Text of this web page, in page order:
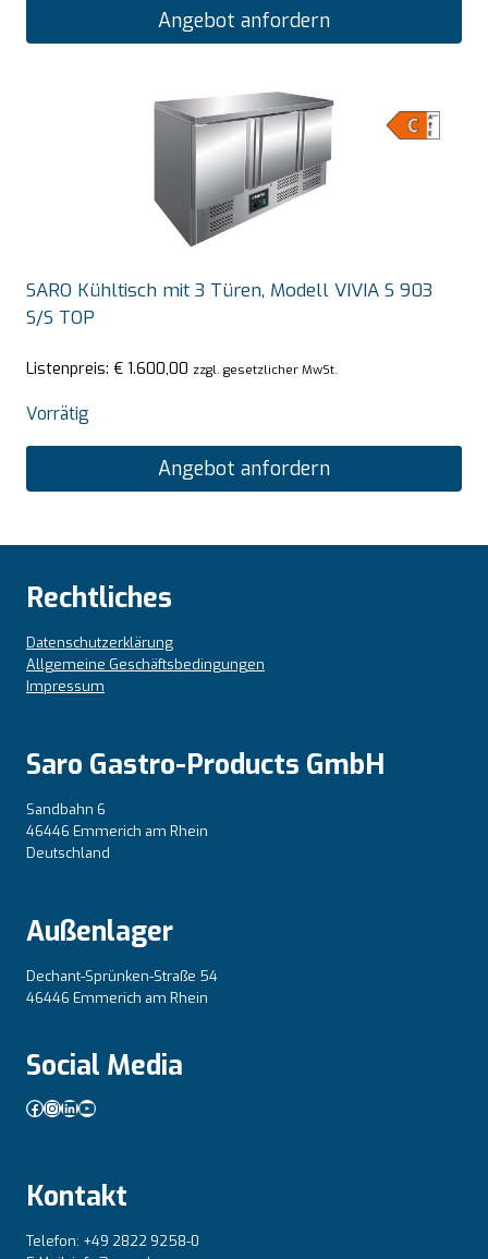
Angebot anfordern
SARO Kühltisch mit 3 Türen, Modell VIVIA S 903
S/S TOP
Listenpreis: € 1.600,00 zzgl. gesetzlicher MwSt.
Vorrätig
Angebot anfordern
Rechtliches
Datenschutzerklärung
Allgemeine Geschäftsbedingungen
Impressum
Saro Gastro-Products GmbH
Sandbahn 6
46446 Emmerich am Rhein
Deutschland
Außenlager
Dechant-Sprünken-Straße 54
46446 Emmerich am Rhein
Social Media
Facebook
Instagram
LinkedIn
YouTube
Kontakt
Telefon: +49 2822 9258-0